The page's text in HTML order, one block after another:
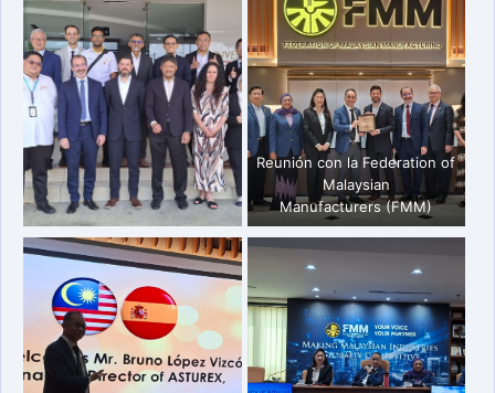
Reunión con la Federation of
Malaysian
Manufacturers (FMM)